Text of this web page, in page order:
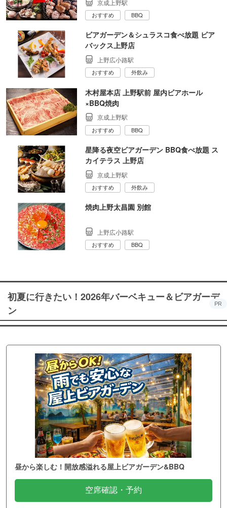
京成上野駅
おすすめ BBQ
ビアガーデン＆シュラスコ食べ放題 ビア
バックス上野店
上野広小路駅
おすすめ 外飲み
木村屋本店 上野駅前 屋内ビアホール
×BBQ焼肉
京成上野駅
おすすめ BBQ
星降る夜空ビアガーデン BBQ食べ放題 ス
カイテラス 上野店
京成上野駅
おすすめ 外飲み
焼肉上野太昌園 別館
上野広小路駅
おすすめ BBQ
初夏に行きたい！2026年バーベキュー＆ビアガーデ
ン
PR
昼から楽しむ！開放感溢れる屋上ビアガーデン&BBQ
空席確認・予約